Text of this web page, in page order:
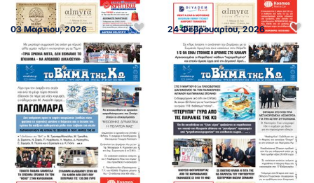
03 Μαρτίου, 2026 24 Φεβρουαρίου, 2026